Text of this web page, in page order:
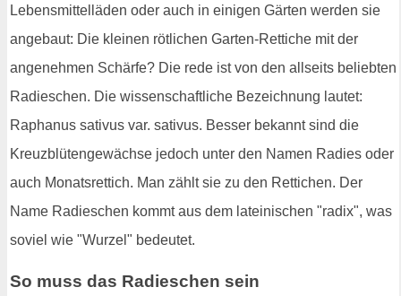
Lebensmittelläden oder auch in einigen Gärten werden sie
angebaut: Die kleinen rötlichen Garten-Rettiche mit der
angenehmen Schärfe? Die rede ist von den allseits beliebten
Radieschen. Die wissenschaftliche Bezeichnung lautet:
Raphanus sativus var. sativus. Besser bekannt sind die
Kreuzblütengewächse jedoch unter den Namen Radies oder
auch Monatsrettich. Man zählt sie zu den Rettichen. Der
Name Radieschen kommt aus dem lateinischen "radix", was
soviel wie "Wurzel" bedeutet.
So muss das Radieschen sein